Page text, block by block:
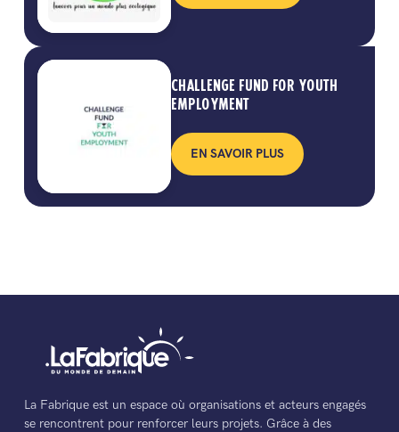
CHALLENGE FUND FOR YOUTH
EMPLOYMENT
EN SAVOIR PLUS
La Fabrique est un espace où organisations et acteurs engagés
se rencontrent pour renforcer leurs projets. Grâce à des